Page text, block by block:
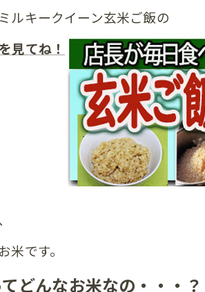
ルキークイーン玄米ご飯の
見てね！
米です。
どんなお米なの・・・？